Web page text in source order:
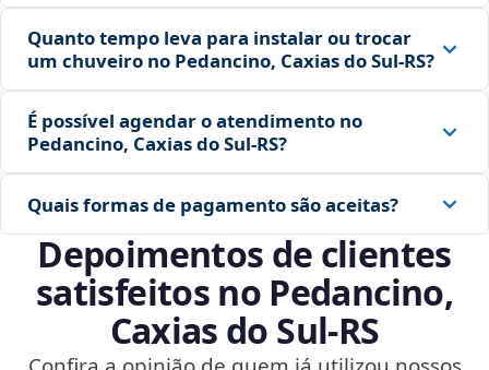
Quanto tempo leva para instalar ou trocar
um chuveiro no Pedancino, Caxias do Sul‑RS?
É possível agendar o atendimento no
Pedancino, Caxias do Sul‑RS?
Quais formas de pagamento são aceitas?
Depoimentos de clientes
satisfeitos no Pedancino,
Caxias do Sul‑RS